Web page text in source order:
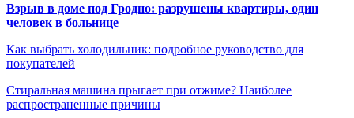
Взрыв в доме под Гродно: разрушены квартиры, один
человек в больнице
Как выбрать холодильник: подробное руководство для
покупателей
Стиральная машина прыгает при отжиме? Наиболее
распространенные причины